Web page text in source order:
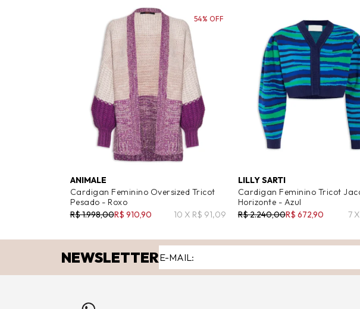
ANIMALE
Cardigan Feminino Oversized Tricot
Pesado - Roxo
R$ 1.998,00R$ 910,90 10 X R$ 91,09
54% OFF
LILLY SARTI
Cardigan Feminino Tricot
Horizonte - Azul
R$ 2.240,00R$ 672,90 7
NEWSLETTER